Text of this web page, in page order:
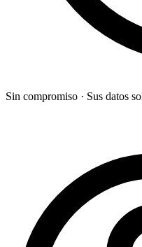
Sin compromiso · Sus datos